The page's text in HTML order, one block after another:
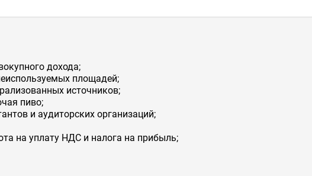
дохода;
площадей;
источников;
пиво;
и аудиторских организаций;
на уплату НДС и налога на прибыль;